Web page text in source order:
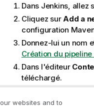
Dans Jenkins, allez
Cliquez surAdd a
configuration
Donnez-lui un nom
Création du
Dans l'éditeur
téléchargé.
L'URL du
40) est
websites and to